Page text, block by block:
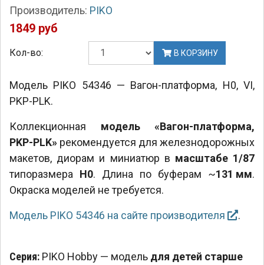
Производитель: PIKO
1849 руб
Кол-во: В КОРЗИНУ
Модель PIKO 54346 — Вагон-платформа, H0, VI,
PKP-PLK.
Коллекционная модель «Вагон-платформа,
PKP-PLK» рекомендуется для железнодорожных
макетов, диорам и миниатюр в масштабе 1/87
типоразмера H0. Длина по буферам ~131 мм.
Окраска моделей не требуется.
Модель PIKO 54346 на сайте производителя .
Серия: PIKO Hobby — модель для детей старше